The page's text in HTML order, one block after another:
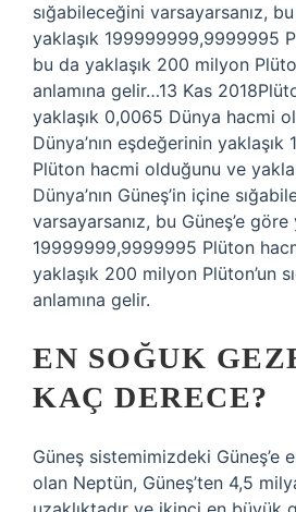
sığabileceğini varsayarsanız,
yaklaşık 199999999,9999995
bu da yaklaşık 200 milyon
anlamına gelir…13 Kas
yaklaşık 0,0065 Dünya hacmi
Dünya’nın eşdeğerinin
Plüton hacmi olduğunu ve
Dünya’nın Güneş’in içine
varsayarsanız, bu Güneş’e göre
19999999,9999995 Plüton
yaklaşık 200 milyon Plüton’un
anlamına gelir.
EN SOĞUK
KAÇ DERECE?
Güneş sistemimizdeki Güneş’e
olan Neptün, Güneş’ten 4,5